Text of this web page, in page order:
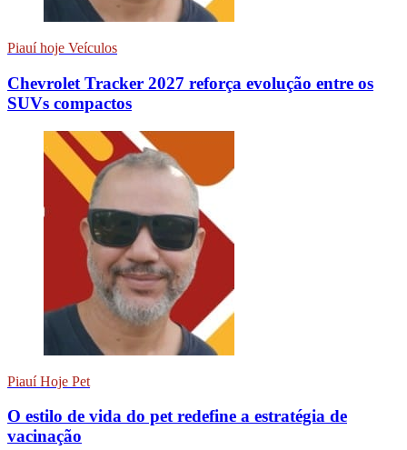
Piauí hoje Veículos
Chevrolet Tracker 2027 reforça evolução entre os
SUVs compactos
Piauí Hoje Pet
O estilo de vida do pet redefine a estratégia de
vacinação